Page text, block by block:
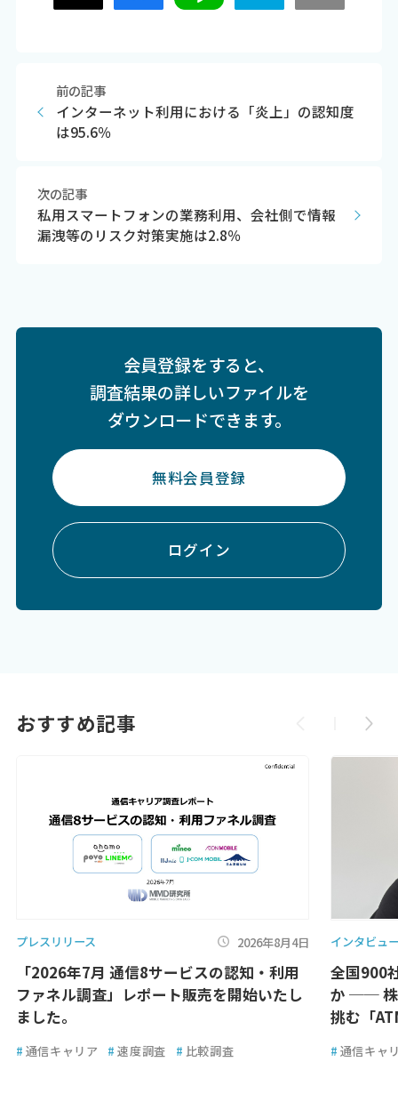
前の記事
インターネット利用における「炎上」の認知度
は95.6％
次の記事
私用スマートフォンの業務利用、会社側で情報
漏洩等のリスク対策実施は2.8％
会員登録をすると、
調査結果の詳しいファイルを
ダウンロードできます。
無料会員登録
ログイン
おすすめ記事
プレスリリース 2026年8月4日
「2026年7月 通信8サービスの認知・利用
ファネル調査」レポート販売を開始いたし
ました。
# 通信キャリア # 速度調査 # 比較調査
インタビュ
全国900
か ── 株
挑む「
# 通信キャ